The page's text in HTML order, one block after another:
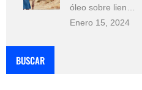
óleo sobre lien…
Enero 15, 2024
BUSCAR